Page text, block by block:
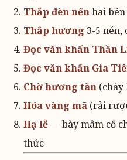
Thắp đèn nếnhai
Thắp hương 3-5 nén,
Đọc văn khấn Thần
Đọc văn khấn Gia
Chờ hương tàn (cháy
Hóa vàng mã (rải
Hạ lễ— bày mâm cỗ
thức